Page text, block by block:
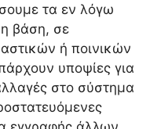
τα εν λόγω
βάση, σε
ή ποινικών
υποψίες για
στο σύστημα